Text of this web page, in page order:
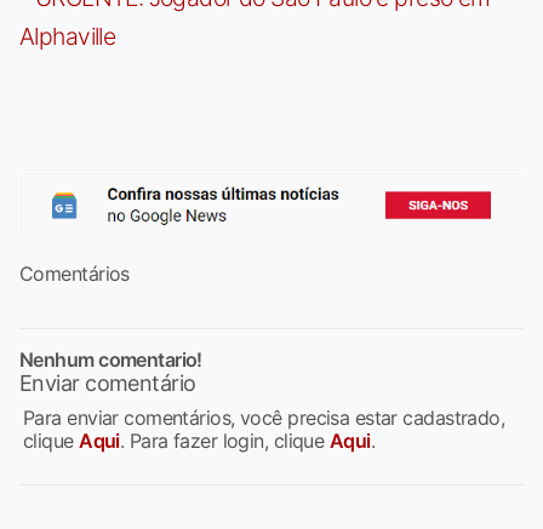
Alphaville
Comentários
Nenhum comentario!
Enviar comentário
Para enviar comentários, você precisa estar cadastrado,
cliqueAqui. Para fazer login, clique Aqui.